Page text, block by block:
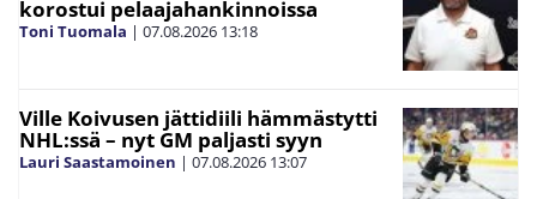
korostui pelaajahankinnoissa
Toni Tuomala | 07.08.2026 13:18
Ville Koivusen jättidiili hämmästytti
NHL:ssä – nyt GM paljasti syyn
Lauri Saastamoinen | 07.08.2026 13:07